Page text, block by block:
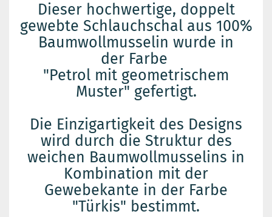
Dieser hochwertige, doppelt
gewebte Schlauchschal aus 100%
Baumwollmusselin wurde in
der Farbe
"Petrol mit geometrischem
Muster" gefertigt.
Die Einzigartigkeit des Designs
wird durch die Struktur des
weichen Baumwollmusselins in
Kombination mit der
Gewebekante in der Farbe
"Türkis" bestimmt.